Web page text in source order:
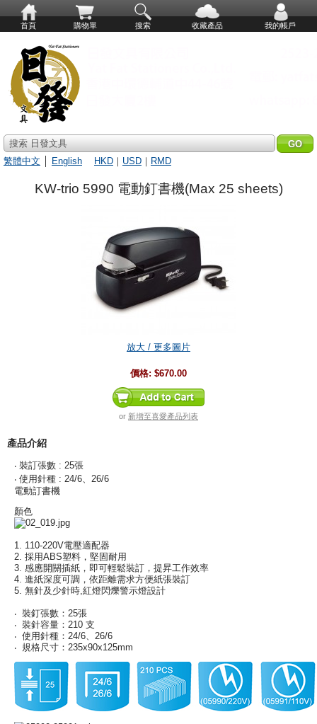
首頁 購物單 搜索 收藏產品 我的帳戶
搜索 日發文具
繁體中文
English HKD ｜ USD ｜ RMD
KW-trio 5990 電動釘書機(Max 25 sheets)
放大 / 更多圖片
價格: $670.00
or 新增至喜愛產品列表
產品介紹
‧ 裝訂張數 : 25張
‧ 使用針種 : 24/6、26/6
電動訂書機
顏色
1. 110-220V電壓適配器
2. 採用ABS塑料，堅固耐用
3. 感應開關插紙，即可輕鬆裝訂，提昇工作效率
4. 進紙深度可調，依距離需求方便紙張裝訂
5. 無針及少針時,紅燈閃爍警示燈設計
‧ 裝釘張數：25張
‧ 裝針容量：210 支
‧ 使用針種：24/6、26/6
‧ 規格尺寸：235x90x125mm